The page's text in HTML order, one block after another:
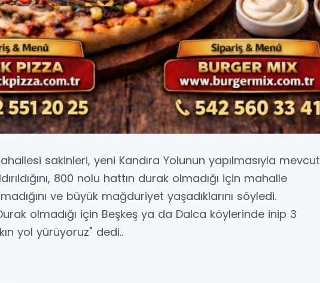
sakinleri, yeni Kandıra Yolunun yapılmasıyla mevcut
800 nolu hattın durak olmadığı için mahalle
ve büyük mağduriyet yaşadıklarını söyledi.
olmadığı için Beşkeş ya da Dalca köylerinde inip 3
yol yürüyoruz" dedi..